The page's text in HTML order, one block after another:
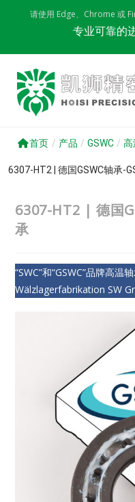
请使用 Edge、Chrome 或
专业可靠的
首页 / 产品 / GSWC / 高
6307-HT2 | 德国GSWC轴承-
6307-HT2 | 德国
承
“SWC”和“GSWC”品牌高温
Wälzlagerfabrikation SW